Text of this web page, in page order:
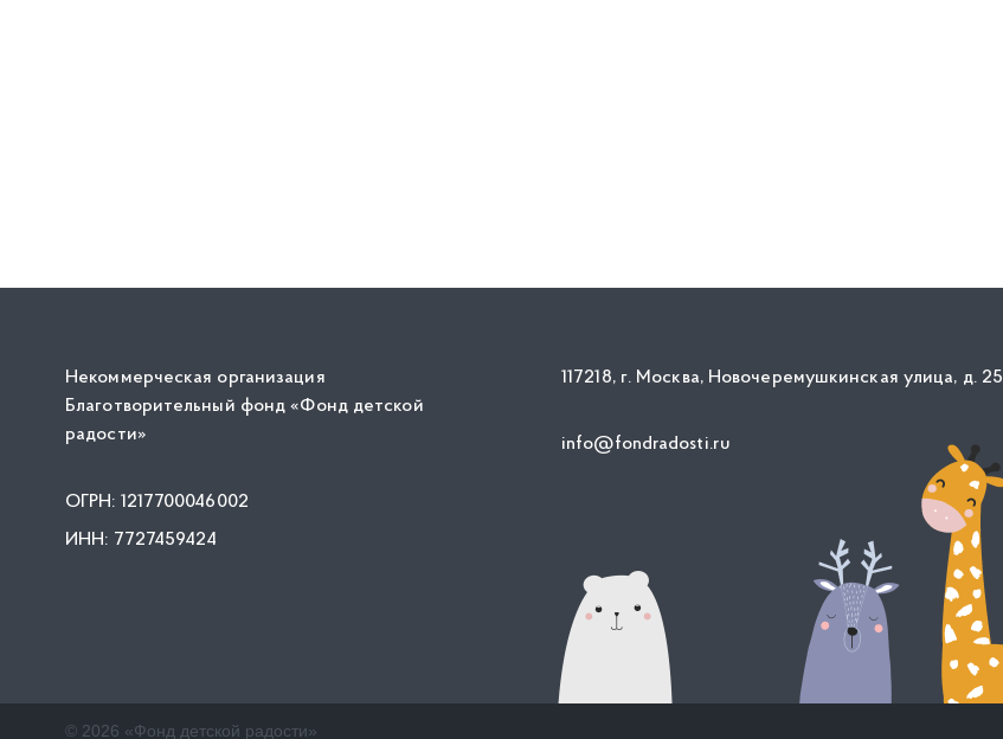
Некоммерческая организация
Благотворительный фонд «Фонд детской
радости»
ОГРН: 1217700046002
ИНН: 7727459424
117218, г. Москва, Новочеремушкинская улица, д. 25
info@fondradosti.ru
© 2026 «Фонд детской радости»